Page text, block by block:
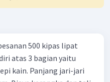
500 kipas lipat
atas 3 bagian yaitu
kain. Panjang jari-jari